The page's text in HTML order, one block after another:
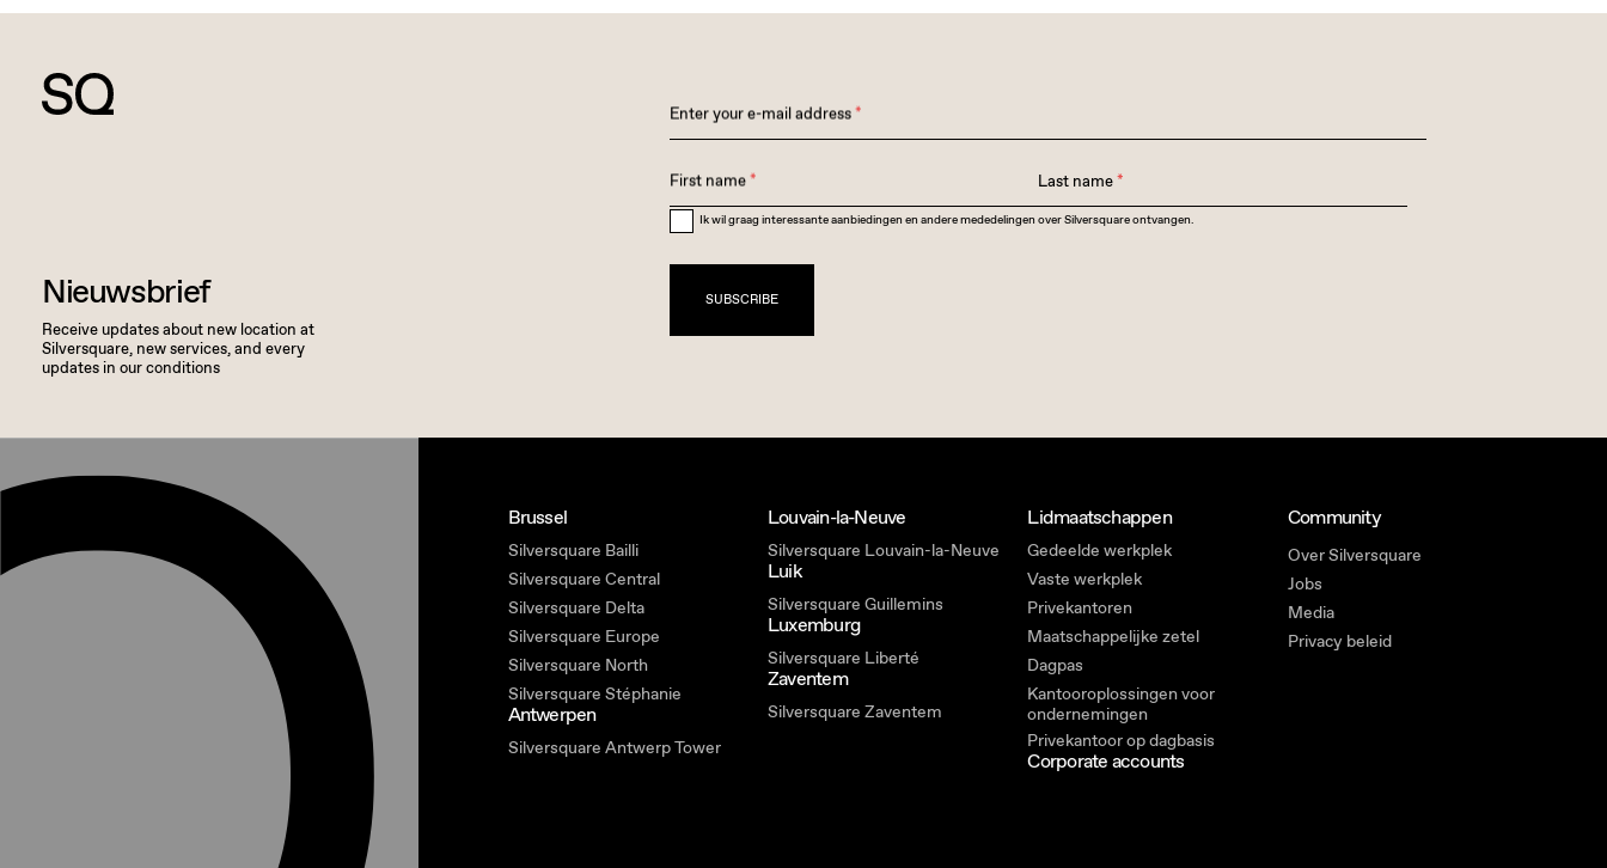
Nieuwsbrief
Receive updates about new location at
Silversquare, new services, and every
updates in our conditions
Enter your e-mail address*
First name* Last name*
Ik wil graag interessante aanbiedingen en andere mededelingen over Silversquare ontvangen.
SUBSCRIBE
Brussel
Silversquare Bailli
Silversquare Central
Silversquare Delta
Silversquare Europe
Silversquare North
Silversquare Stéphanie
Antwerpen
Silversquare Antwerp Tower
Louvain-la-Neuve
Silversquare Louvain-la-Neuve
Luik
Silversquare Guillemins
Luxemburg
Silversquare Liberté
Zaventem
Silversquare Zaventem
Lidmaatschappen
Gedeelde werkplek
Vaste werkplek
Privekantoren
Maatschappelijke zetel
Dagpas
Kantooroplossingen voor
ondernemingen
Privekantoor op dagbasis
Corporate accounts
Community
Over Silversquare
Jobs
Media
Privacy beleid